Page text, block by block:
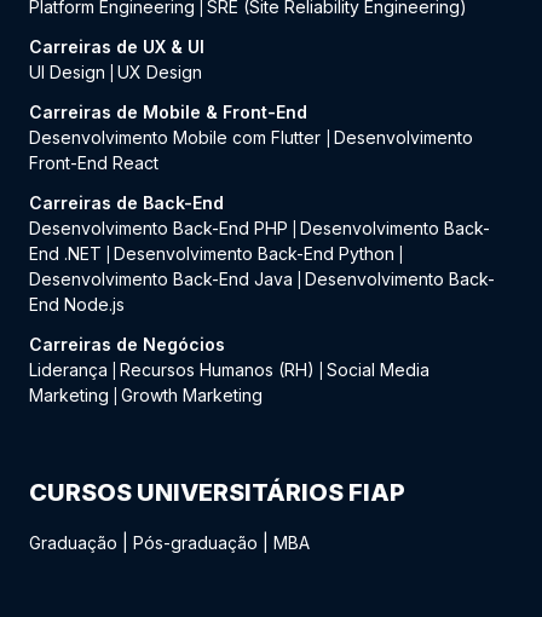
Platform Engineering
SRE (Site Reliability Engineering)
Carreiras de UX & UI
UI Design
UX Design
Carreiras de Mobile & Front-End
Desenvolvimento Mobile com Flutter
Desenvolvimento
Front-End React
Carreiras de Back-End
Desenvolvimento Back-End PHP
Desenvolvimento Back-
End .NET
Desenvolvimento Back-End Python
Desenvolvimento Back-End Java
Desenvolvimento Back-
End Node.js
Carreiras de Negócios
Liderança
Recursos Humanos (RH)
Social Media
Marketing
Growth Marketing
CURSOS UNIVERSITÁRIOS FIAP
Graduação Pós-graduação MBA